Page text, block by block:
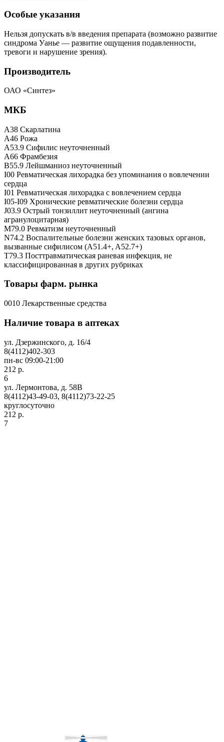
Особые указания
Нельзя допускать в/в введения препарата (возможно развитие
синдрома Уанье — развитие ощущения подавленности,
тревоги и нарушение зрения).
Производитель
ОАО «Синтез»
МКБ
A38 Скарлатина
A46 Рожа
A53.9 Сифилис неуточненный
A66 Фрамбезия
B55.9 Лейшманиоз неуточненный
I00 Ревматическая лихорадка без упоминания о вовлечении
сердца
I01 Ревматическая лихорадка с вовлечением сердца
I05-I09 Хронические ревматические болезни сердца
J03.9 Острый тонзиллит неуточненный (ангина
агранулоцитарная)
M79.0 Ревматизм неуточненный
N74.2 Воспалительные болезни женских тазовых органов,
вызванные сифилисом (A51.4+, A52.7+)
T79.3 Посттравматическая раневая инфекция, не
классифицированная в других рубриках
Товары фарм. рынка
0010 Лекарственные средства
Наличие товара в аптеках
ул. Дзержинского, д. 16/4
8(4112)402-303
пн-вс 09:00-21:00
212 р.
6
ул. Лермонтова, д. 58В
8(4112)43-49-03, 8(4112)73-22-25
круглосуточно
212 р.
7